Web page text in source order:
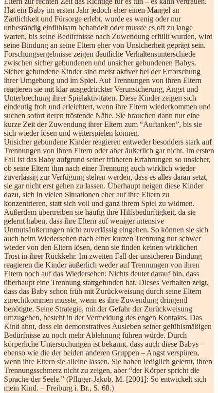
Hat ein Baby im ersten Jahr jedoch eher einen Mangel an
Zärtlichkeit und Fürsorge erlebt, wurde es wenig oder nur
unbeständig einfühlsam behandelt oder musste es oft zu lange
warten, bis seine Bedürfnisse nach Zuwendung erfüllt wurden, wird
seine Bindung an seine Eltern eher von Unsicherheit geprägt sein.
Forschungsergebnisse zeigen deutliche Verhaltensunterschiede
zwischen sicher gebundenen und unsicher gebundenen Babys.
Sicher gebundene Kinder sind meist aktiver bei der Erforschung
ihrer Umgebung und im Spiel. Auf Trennungen von ihren Eltern
reagieren sie mit klar ausgedrückter Verunsicherung, Angst und
Unterbrechung ihrer Spielaktivitäten. Diese Kinder zeigen sich
eindeutig froh und erleichtert, wenn ihre Eltern wiederkommen und
suchen sofort deren tröstende Nähe. Sie brauchen dann nur eine
kurze Zeit der Zuwendung ihrer Eltern zum “Auftanken”, bis sie
sich wieder lösen und weiterspielen können.
Unsicher gebundene Kinder reagieren entweder besonders stark auf
Trennungen von ihren Eltern oder aber äußerlich gar nicht. Im ersten
Fall ist das Baby aufgrund seiner früheren Erfahrungen so unsicher,
ob seine Eltern ihm nach einer Trennung auch wirklich wieder
zuverlässig zur Verfügung stehen werden, dass es alles daran setzt,
sie gar nicht erst gehen zu lassen. Überhaupt neigen diese Kinder
dazu, sich in vielen Situationen eher auf ihre Eltern zu
konzentrieren, statt sich voll und ganz ihrem Spiel zu widmen.
Außerdem übertreiben sie häufig ihre Hilfsbedürftigkeit, da sie
gelernt haben, dass ihre Eltern auf weniger intensive
Unmutsäußerungen nicht zuverlässig eingehen. So können sie sich
auch beim Wiedersehen nach einer kurzen Trennung nur schwer
wieder von den Eltern lösen, denn sie finden keinen wirklichen
Trost in ihrer Rückkehr. Im zweiten Fall der unsicheren Bindung
reagieren die Kinder äußerlich weder auf Trennungen von ihren
Eltern noch auf das Wiedersehen: Nichts deutet darauf hin, dass
überhaupt eine Trennung stattgefunden hat. Dieses Verhalten zeigt,
dass das Baby schon früh mit Zurückweisung durch seine Eltern
zurechtkommen musste, wenn es ihre Zuwendung dringend
benötigte. Seine Strategie, mit der Gefahr der Zurückweisung
umzugehen, besteht in der Vermeidung des engen Kontakts. Das
Kind ahnt, dass ein demonstratives Ausleben seiner gefühlsmäßigen
Bedürfnisse zu noch mehr Ablehnung führen würde. Durch
körperliche Untersuchungen ist bekannt, dass auch diese Babys –
ebenso wie die der beiden anderen Gruppen – Angst verspüren,
wenn ihre Eltern sie alleine lassen. Sie haben lediglich gelernt, ihren
Trennungsschmerz nicht zu zeigen, aber “der Körper spricht die
Sprache der Seele.” (Pfluger-Jakob, M. [2001]: So entwickelt sich
mein Kind. – Freiburg i. Br., S. 68.)